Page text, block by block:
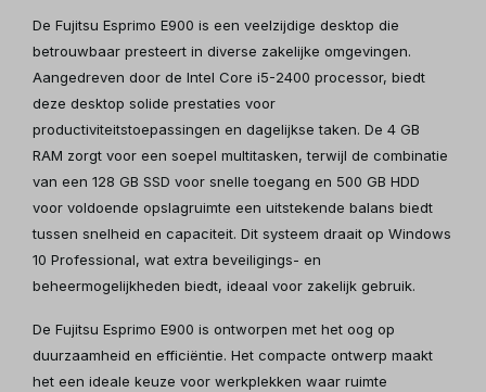
De Fujitsu Esprimo E900 is een veelzijdige desktop die
betrouwbaar presteert in diverse zakelijke omgevingen.
Aangedreven door de Intel Core i5-2400 processor, biedt
deze desktop solide prestaties voor
productiviteitstoepassingen en dagelijkse taken. De 4 GB
RAM zorgt voor een soepel multitasken, terwijl de combinatie
van een 128 GB SSD voor snelle toegang en 500 GB HDD
voor voldoende opslagruimte een uitstekende balans biedt
tussen snelheid en capaciteit. Dit systeem draait op Windows
10 Professional, wat extra beveiligings- en
beheermogelijkheden biedt, ideaal voor zakelijk gebruik.
De Fujitsu Esprimo E900 is ontworpen met het oog op
duurzaamheid en efficiëntie. Het compacte ontwerp maakt
het een ideale keuze voor werkplekken waar ruimte